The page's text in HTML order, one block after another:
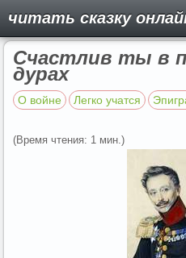
читать сказку
Счастлив ты в
дурах
О войне Легко учатся
(Время чтения: 1 мин.)